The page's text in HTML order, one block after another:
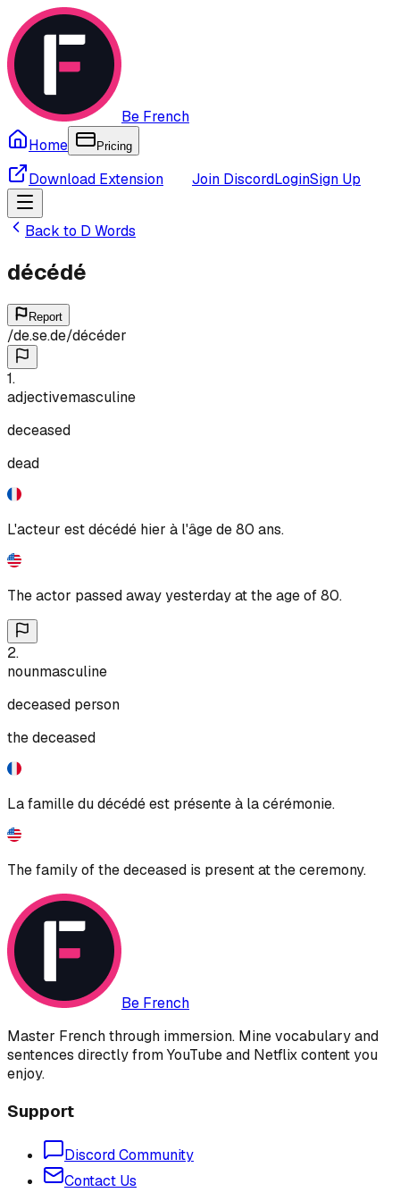
Be French
Home
Pricing
Download Extension Join DiscordLoginSign Up
Back to D Words
décédé
Report
/de.se.de/décéder
1.
adjectivemasculine
deceased
dead
L'acteur est décédé hier à l'âge de 80 ans.
The actor passed away yesterday at the age of 80.
2.
nounmasculine
deceased person
the deceased
La famille du décédé est présente à la cérémonie.
The family of the deceased is present at the ceremony.
Be French
Master French through immersion. Mine vocabulary and
sentences directly from YouTube and Netflix content you
enjoy.
Support
Discord Community
Contact Us